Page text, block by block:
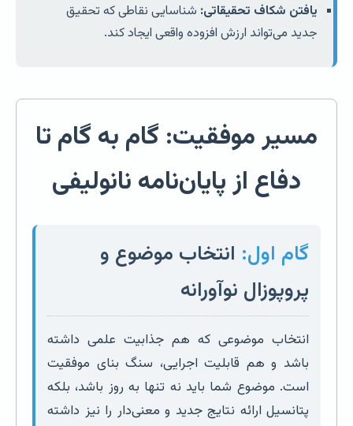
یافتن شکاف تحقیقاتی: شناسایی نقاطی که تحقیق
جدید می‌تواند ارزش افزوده واقعی ایجاد کند.
مسیر موفقیت: گام به گام تا
دفاع از پایان‌نامه نانولیفی
گام اول: انتخاب موضوع و
پروپوزال نوآورانه
انتخاب موضوعی که هم جذابیت علمی داشته
باشد و هم قابلیت اجرایی، سنگ بنای موفقیت
است. موضوع شما باید نه تنها به روز باشد، بلکه
پتانسیل ارائه نتایج جدید و معنی‌دار را نیز داشته